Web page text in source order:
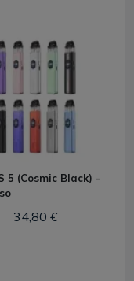
5 (Cosmic Black) -
34,80 €